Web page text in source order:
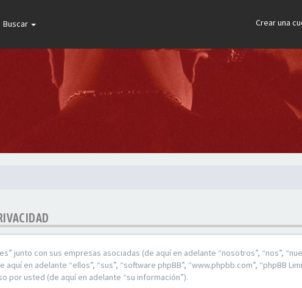
Buscar Crear una
junto con sus empresas asociadas (de aquí en adelante “nosotros”, “nos”,
en adelante “ellos”, “sus”, “software phpBB”, “www.phpbb.com”, “phpBB
por usted (de aquí en adelante “su información”).